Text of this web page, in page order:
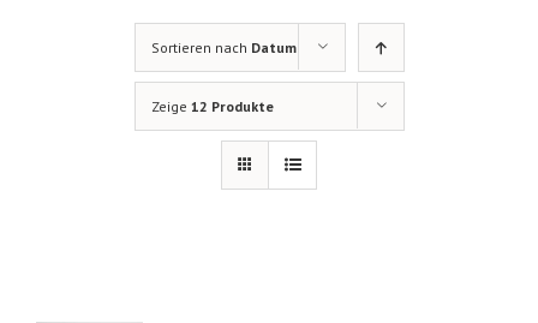
Sortieren nach Datum
Zeige 12 Produkte